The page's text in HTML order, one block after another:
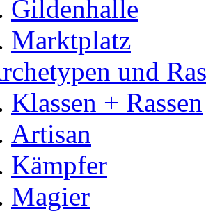
Gildenhalle
Marktplatz
und
Klassen + Rassen
Artisan
Kämpfer
Magier